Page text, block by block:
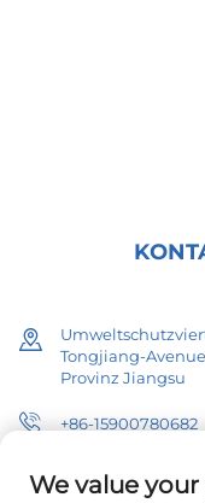
Tongjiang-
Provinz Jiangsu
+86-15900780682
[email protected]
We value